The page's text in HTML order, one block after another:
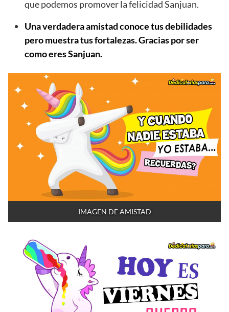
que podemos promover la felicidad Sanjuan.
Una verdadera amistad conoce tus debilidades
pero muestra tus fortalezas. Gracias por ser
como eres Sanjuan.
IMAGEN DE AMISTAD